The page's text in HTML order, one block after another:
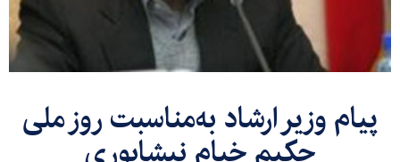
پیام وزیر ارشاد به‌مناسبت روز ملی
حکیم خیام نیشابوری